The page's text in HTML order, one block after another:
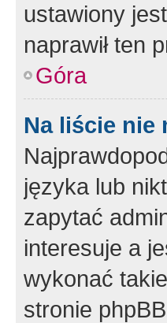
ustawiony
naprawił ten
Góra
Na liście nie
języka lub
zapytać
interesuje a
wykonać
stronie